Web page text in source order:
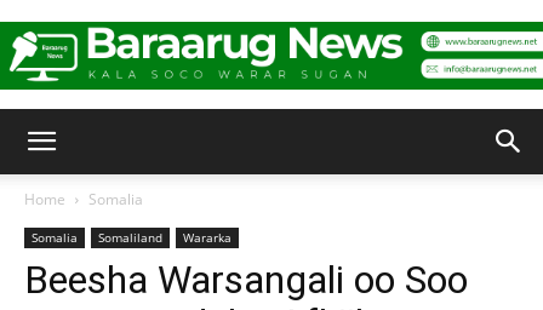
Home Somalia
Somalia Somaliland Wararka
Beesha Warsangali oo Soo